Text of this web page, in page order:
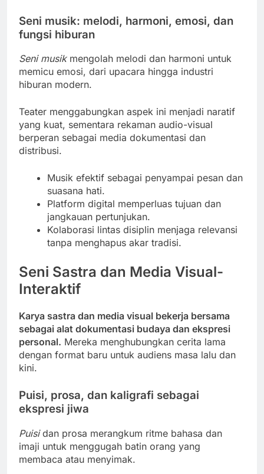
Seni musik: melodi, harmoni, emosi, dan
fungsi hiburan
Seni musikmengolah melodi dan harmoni untuk
memicu emosi, dari upacara hingga industri
hiburan modern.
Teater menggabungkan aspek ini menjadi naratif
yang kuat, sementara rekaman audio-visual
berperan sebagai media dokumentasi dan
distribusi.
Musik efektif sebagai penyampai pesan dan
suasana hati.
Platform digital memperluas tujuan dan
jangkauan pertunjukan.
Kolaborasi lintas disiplin menjaga relevansi
tanpa menghapus akar tradisi.
Seni Sastra dan Media Visual-
Interaktif
Karya sastra dan media visual bekerja bersama
sebagai alat dokumentasi budaya dan ekspresi
personal. Mereka menghubungkan cerita lama
dengan format baru untuk audiens masa lalu dan
kini.
Puisi, prosa, dan kaligrafi sebagai
ekspresi jiwa
Puisidan prosa merangkum ritme bahasa dan
imaji untuk menggugah batin orang yang
membaca atau menyimak.